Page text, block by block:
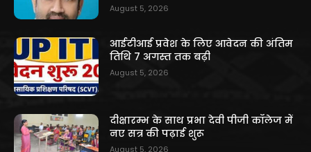
August 5, 2026
आईटीआई प्रवेश के लिए आवेदन की अंतिम
तिथि 7 अगस्त तक बढ़ी
August 5, 2026
दीक्षारम्भ के साथ प्रभा देवी पीजी कॉलेज में
नए सत्र की पढ़ाई शुरू
August 5, 2026